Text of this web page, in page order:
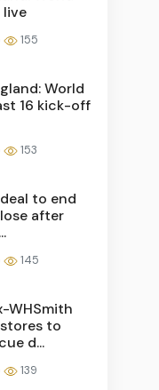
live
155
World
16 kick-off
153
to end
after
145
WHSmith
to
d...
139